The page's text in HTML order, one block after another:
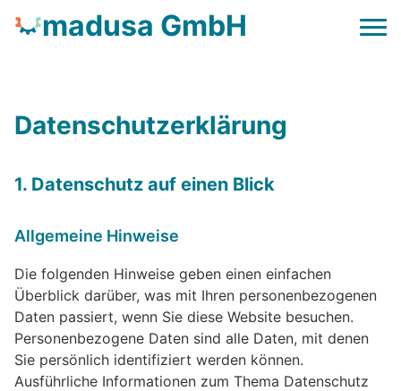
madusa GmbH
Datenschutzerklärung
1. Datenschutz auf einen Blick
Allgemeine Hinweise
Die folgenden Hinweise geben einen einfachen
Überblick darüber, was mit Ihren personenbezogenen
Daten passiert, wenn Sie diese Website besuchen.
Personenbezogene Daten sind alle Daten, mit denen
Sie persönlich identifiziert werden können.
Ausführliche Informationen zum Thema Datenschutz